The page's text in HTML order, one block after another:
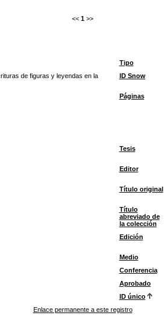
<< 1 >>
Tipo
de figuras y leyendas en la
ID Snow
Páginas
Tesis
Editor
Título original
Título
abreviado de
la colección
Edición
Medio
Conferencia
Aprobado
ID único
Enlace permanente a este registro